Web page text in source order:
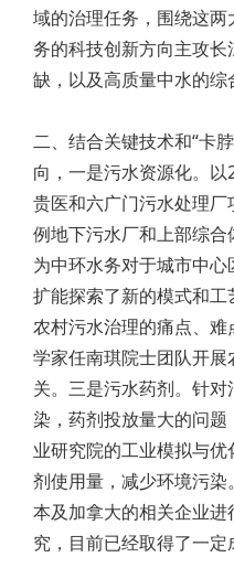
域的治理任务，围绕这
务的科技创新方向主攻
缺，以及高质量中水的综
二、结合关键技术和“卡
向，一是污水资源化。
贵医和六广门污水处理
例地下污水厂和上部综合
为中环水务对于城市中
扩能探索了新的模式和
农村污水治理的痛点、
学家任南琪院士团队开
关。三是污水药剂。针
染，药剂投放量大的问
业研究院的工业模拟与
剂使用量，减少环境污
本及加拿大的相关企业进
究，目前已经取得了一定